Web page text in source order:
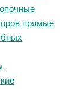
прямые